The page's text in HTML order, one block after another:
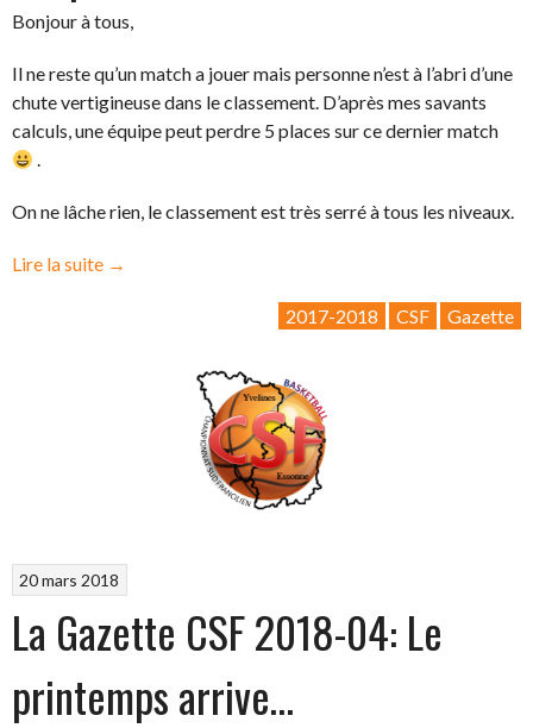
Bonjour à tous,
Il ne reste qu’un match a jouer mais personne n’est à l’abri d’une
chute vertigineuse dans le classement. D’après mes savants
calculs, une équipe peut perdre 5 places sur ce dernier match
.
On ne lâche rien, le classement est très serré à tous les niveaux.
Lire la suite « La
→
2017-2018 CSF Gazette
20 mars 2018
La Gazette CSF 2018-04: Le
printemps arrive…